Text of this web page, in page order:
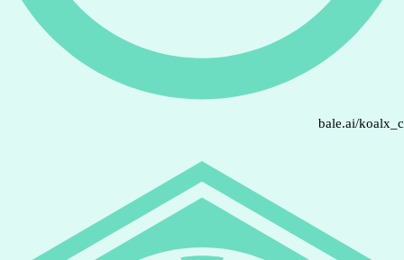
bale.ai/